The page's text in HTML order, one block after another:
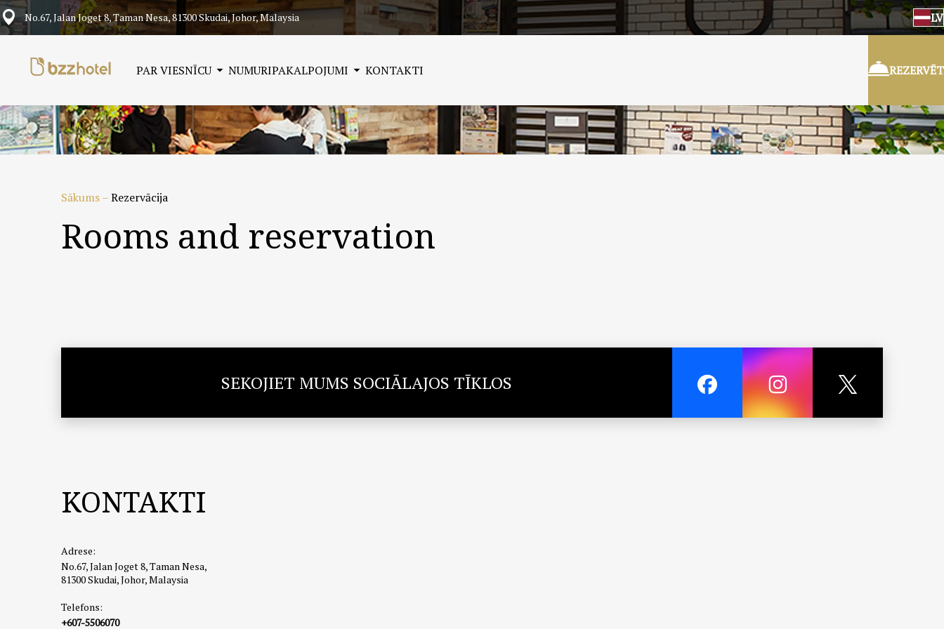
No.67, Jalan Joget 8, Taman Nesa, 81300 Skudai, Johor, Malaysia LV
PAR VIESNĪCU NUMURIPAKALPOJUMI KONTAKTI REZERVĒT
Sākums–Rezervācija
Rooms and reservation
SEKOJIET MUMS SOCIĀLAJOS TĪKLOS
KONTAKTI
Adrese:
No.67, Jalan Joget 8, Taman Nesa,
81300 Skudai, Johor, Malaysia
Telefons:
+607-5506070